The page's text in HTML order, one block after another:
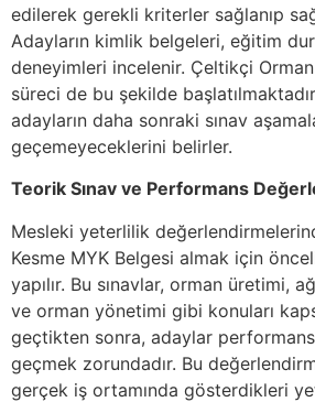
edilerek gerekli kriterler sağlanıp
Adayların kimlik belgeleri, eğitim
deneyimleri incelenir. Çeltikçi
süreci de bu şekilde
adayların daha sonraki sınav
geçemeyeceklerini belirler.
Teorik Sınav ve Performans
Mesleki yeterlilik
Kesme MYK Belgesi almak için
yapılır. Bu sınavlar, orman üretimi,
ve orman yönetimi gibi konuları
geçtikten sonra, adaylar
geçmek zorundadır. Bu
gerçek iş ortamında gösterdikleri